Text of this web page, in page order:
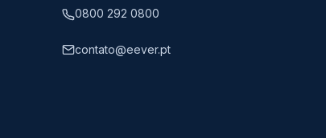
0800 292 0800
contato@eever.pt